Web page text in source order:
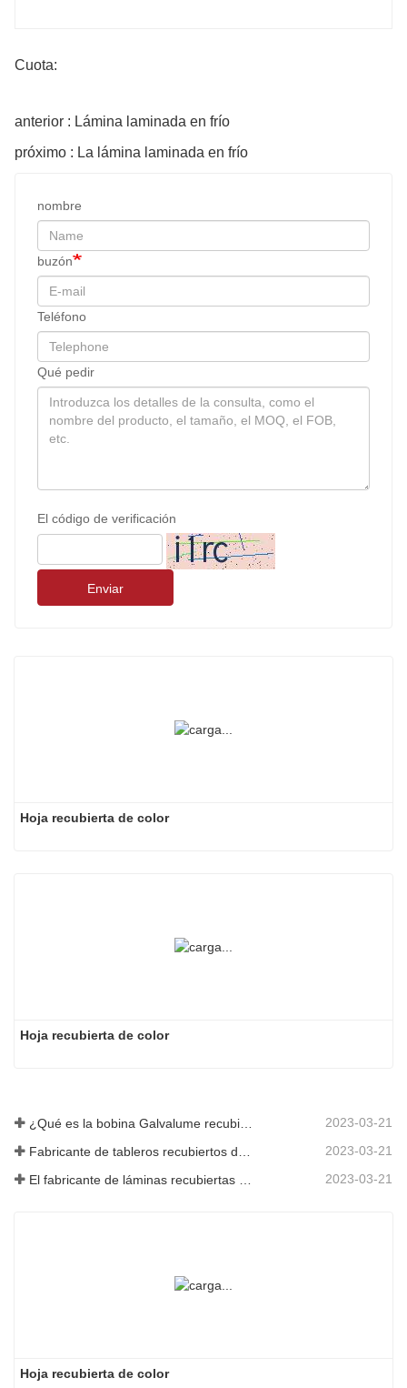
Cuota:
anterior : Lámina laminada en frío
próximo : La lámina laminada en frío
nombre
buzón
Teléfono
Qué pedir
El código de verificación
Enviar
Hoja recubierta de color
Hoja recubierta de color
2023-03-21
2023-03-21
El fabricante de láminas recubiertas de color galvanizadas de Shandong le dará una explicación sobre la variedad de su software. 2023-03-21
Hoja recubierta de color